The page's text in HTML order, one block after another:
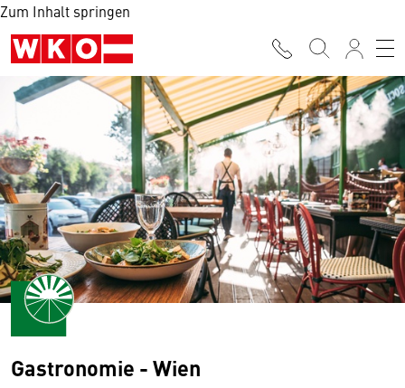
Zum Inhalt springen
Gastronomie - Wien